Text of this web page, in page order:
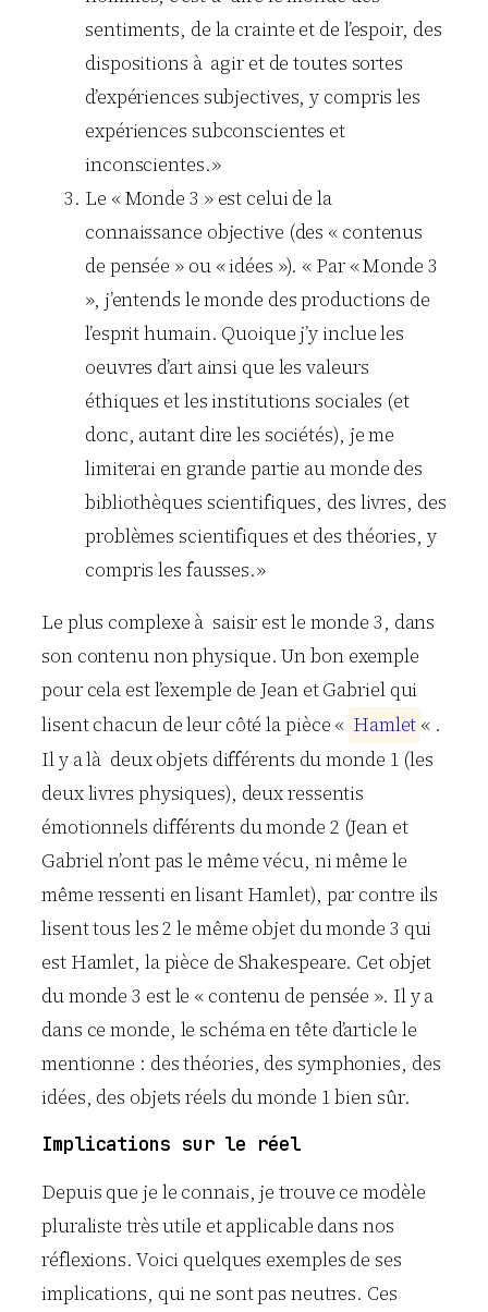
sentiments, de la crainte et de l’espoir, des
dispositions à agir et de toutes sortes
d’expériences subjectives, y compris les
expériences subconscientes et
inconscientes.»
Le « Monde 3 » est celui de la
connaissance objective (des « contenus
de pensée » ou « idées »). « Par « Monde 3
», j’entends le monde des productions de
l’esprit humain. Quoique j’y inclue les
oeuvres d’art ainsi que les valeurs
éthiques et les institutions sociales (et
donc, autant dire les sociétés), je me
limiterai en grande partie au monde des
bibliothèques scientifiques, des livres, des
problèmes scientifiques et des théories, y
compris les fausses.»
Le plus complexe à saisir est le monde 3, dans
son contenu non physique. Un bon exemple
pour cela est l’exemple de Jean et Gabriel qui
lisent chacun de leur côté la pièce « Hamlet « .
Il y a là deux objets différents du monde 1 (les
deux livres physiques), deux ressentis
émotionnels différents du monde 2 (Jean et
Gabriel n’ont pas le même vécu, ni même le
même ressenti en lisant Hamlet), par contre ils
lisent tous les 2 le même objet du monde 3 qui
est Hamlet, la pièce de Shakespeare. Cet objet
du monde 3 est le « contenu de pensée ». Il y a
dans ce monde, le schéma en tête d’article le
mentionne : des théories, des symphonies, des
idées, des objets réels du monde 1 bien sûr.
Implications sur le réel
Depuis que je le connais, je trouve ce modèle
pluraliste très utile et applicable dans nos
réflexions. Voici quelques exemples de ses
implications, qui ne sont pas neutres. Ces